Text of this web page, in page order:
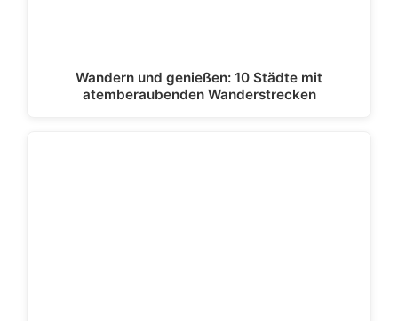
Wandern und genießen: 10 Städte mit
atemberaubenden Wanderstrecken